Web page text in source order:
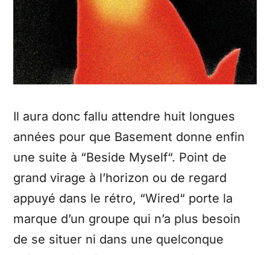
Il aura donc fallu attendre huit longues
années pour que Basement donne enfin
une suite à “Beside Myself“. Point de
grand virage à l’horizon ou de regard
appuyé dans le rétro, “Wired“ porte la
marque d’un groupe qui n’a plus besoin
de se situer ni dans une quelconque